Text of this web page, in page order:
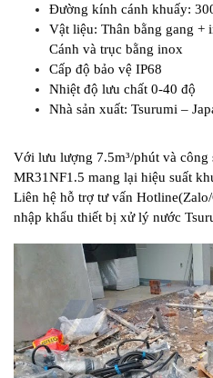
Đường kính cánh khuấy:
Vật liệu: Thân bằng gang +
Cánh và trục bằng inox
Cấp độ bảo vệ IP68
Nhiệt độ lưu chất 0-40 độ
Nhà sản xuất: Tsurumi –
Với lưu lượng 7.5m³/phút và
MR31NF1.5 mang lại hiệu suất
Liên hệ hỗ trợ tư vấn
nhập khẩu thiết bị xử lý nước